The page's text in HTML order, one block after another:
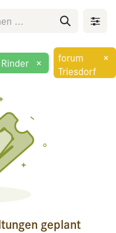
Rinder ×
forum
Triesdorf
×
geplant